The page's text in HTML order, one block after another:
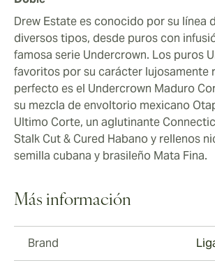
Drew Estate es conocido por su línea
diversos tipos, desde puros con
famosa serie Undercrown. Los puros
favoritos por su carácter lujosamente
perfecto es el Undercrown Maduro
su mezcla de envoltorio mexicano
Ultimo Corte, un aglutinante
Stalk Cut & Cured Habano y rellenos
semilla cubana y brasileño Mata Fina.
Más información
Brand